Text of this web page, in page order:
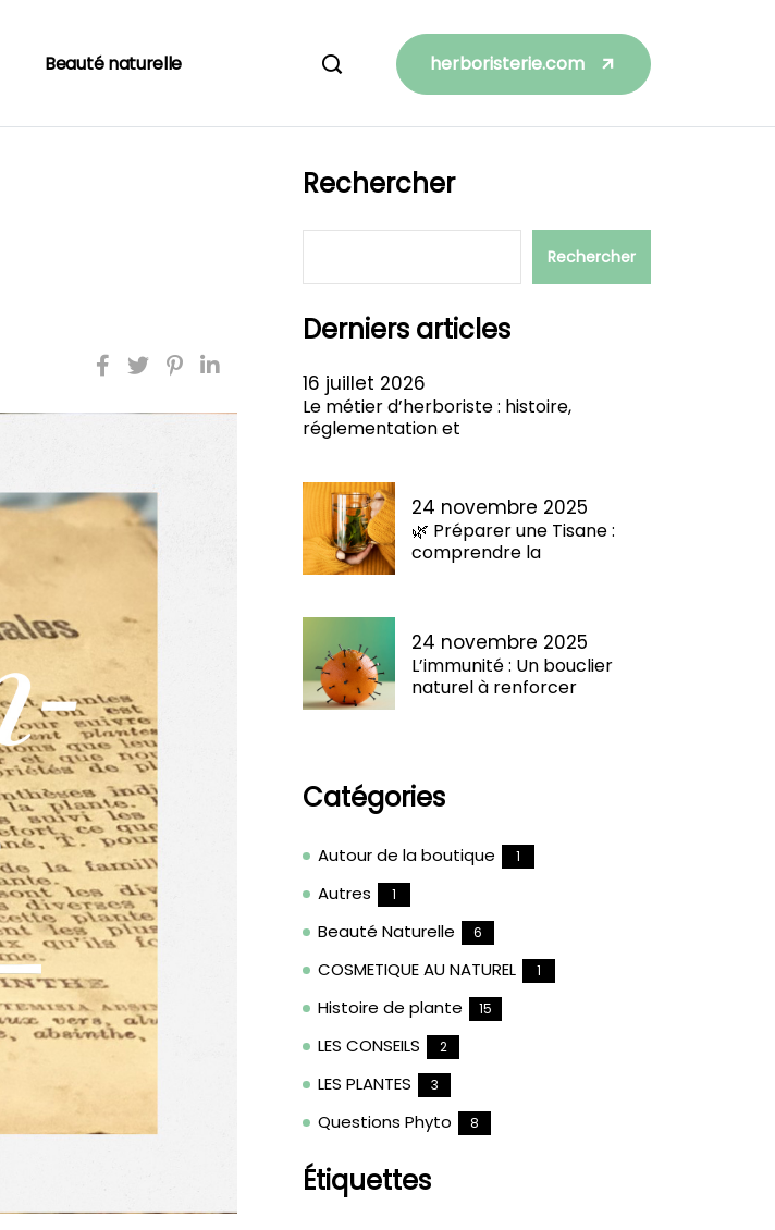
Beauté naturelle herboristerie.com
Rechercher
Rechercher
Derniers articles
16 juillet 2026
Le métier d’herboriste : histoire,
réglementation et
24 novembre 2025
🌿 Préparer une Tisane :
comprendre la
24 novembre 2025
L’immunité : Un bouclier
naturel à renforcer
Catégories
Autour de la boutique 1
Autres 1
Beauté Naturelle 6
COSMETIQUE AU NATUREL 1
Histoire de plante 15
LES CONSEILS 2
LES PLANTES 3
Questions Phyto 8
Étiquettes